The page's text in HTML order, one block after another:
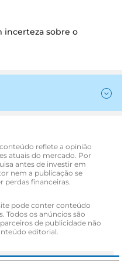
incerteza sobre o
reflete a opinião
atuais do mercado. Por
antes de investir em
nem a publicação se
perdas financeiras.
pode conter conteúdo
Todos os anúncios são
de publicidade não
editorial.